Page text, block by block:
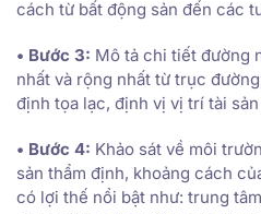
cách từ bất động sản đến các
• Bước 3: Mô tả chi tiết đường
nhất và rộng nhất từ trục
định tọa lạc, định vị vị trí tài
• Bước 4: Khảo sát về môi
sản thẩm định, khoảng cách
có lợi thế nổi bật như: trung